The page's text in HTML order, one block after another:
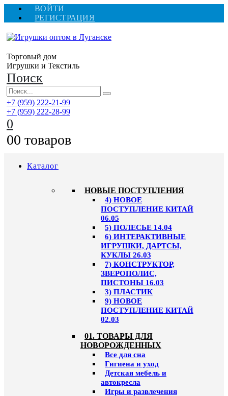
ВОЙТИ
РЕГИСТРАЦИЯ
Торговый дом
Игрушки и Текстиль
Поиск
+7 (959) 222-21-99
+7 (959) 222-28-99
0
00 товаров
Каталог
НОВЫЕ ПОСТУПЛЕНИЯ
4) НОВОЕ
ПОСТУПЛЕНИЕ КИТАЙ
06.05
5) ПОЛЕСЬЕ 14.04
6) ИНТЕРАКТИВНЫЕ
ИГРУШКИ, ДАРТСЫ,
КУКЛЫ 26.03
7) КОНСТРУКТОР,
ЗВЕРОПОЛИС,
ПИСТОНЫ 16.03
3) ПЛАСТИК
9) НОВОЕ
ПОСТУПЛЕНИЕ КИТАЙ
02.03
01. ТОВАРЫ ДЛЯ
НОВОРОЖДЕННЫХ
Все для сна
Гигиена и уход
Детская мебель и
автокресла
Игры и развлечения